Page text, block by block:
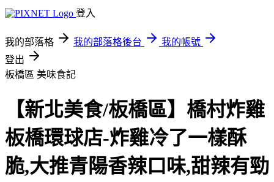
登入
我的部落格 我的部落格後台
我的帳號
登出
板橋區 美味食記
【新北美食/板橋區】橋村炸雞
板橋環球店-炸雞冷了一樣酥
脆,大推青陽香辣口味,甜辣有勁